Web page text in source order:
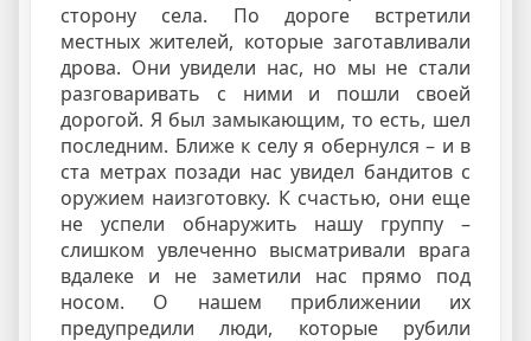
сторону села. По дороге встретили
местных жителей, которые заготавливали
дрова. Они увидели нас, но мы не стали
разговаривать с ними и пошли своей
дорогой. Я был замыкающим, то есть, шел
последним. Ближе к селу я обернулся – и в
ста метрах позади нас увидел бандитов с
оружием наизготовку. К счастью, они еще
не успели обнаружить нашу группу –
слишком увлеченно высматривали врага
вдалеке и не заметили нас прямо под
носом. О нашем приближении их
предупредили люди, которые рубили